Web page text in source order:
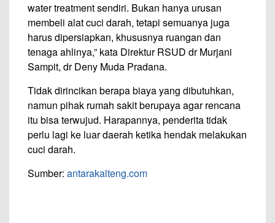
water treatment sendiri. Bukan hanya urusan
membeli alat cuci darah, tetapi semuanya juga
harus dipersiapkan, khususnya ruangan dan
tenaga ahlinya,” kata Direktur RSUD dr Murjani
Sampit, dr Deny Muda Pradana.
Tidak dirincikan berapa biaya yang dibutuhkan,
namun pihak rumah sakit berupaya agar rencana
itu bisa terwujud. Harapannya, penderita tidak
perlu lagi ke luar daerah ketika hendak melakukan
cuci darah.
Sumber: antarakalteng.com